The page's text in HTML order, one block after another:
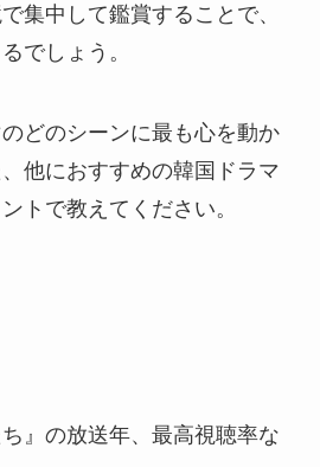
集中して鑑賞することで、
でしょう。
どのシーンに最も心を動か
他におすすめの韓国ドラマ
トで教えてください。
ち』の放送年、最高視聴率な